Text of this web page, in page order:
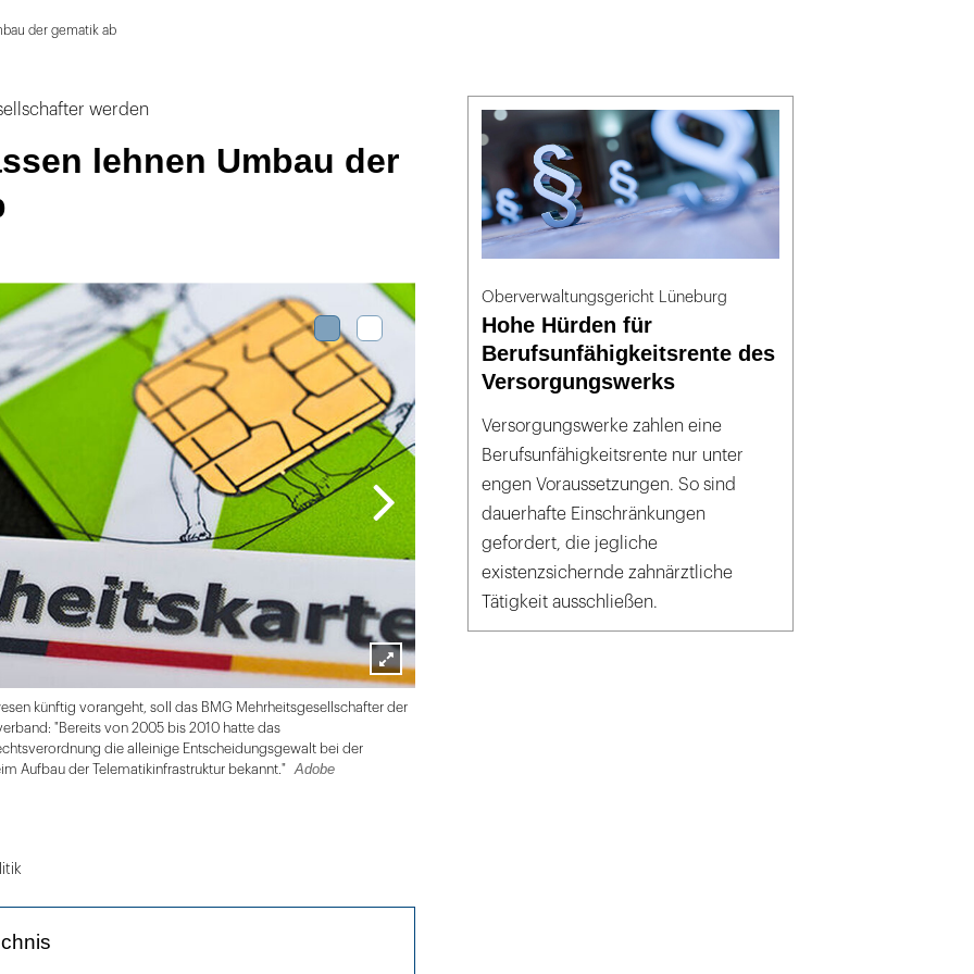
der gematik ab
werden
lehnen Umbau der
Lightbox
öffnen
künftig vorangeht, soll das BMG Mehrheitsgesellschafter der
"Bereits von 2005 bis 2010 hatte das
die alleinige Entscheidungsgewalt bei der
Aufbau der Telematikinfrastruktur bekannt."
Adobe
Oberverwaltungsgericht Lüneburg
Hohe Hürden für
Berufsunfähigkeitsrente des
Versorgungswerks
Versorgungswerke zahlen eine
Berufsunfähigkeitsrente nur unter
engen Voraussetzungen. So sind
dauerhafte Einschränkungen
gefordert, die jegliche
existenzsichernde zahnärztliche
Tätigkeit ausschließen.